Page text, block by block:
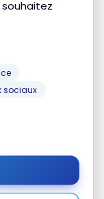
sociaux
chercher
chercher